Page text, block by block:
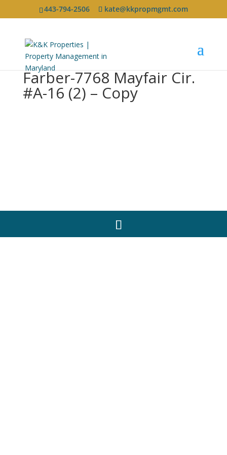
443-794-2506 kate@kkpropmgmt.com
Farber-7768 Mayfair Cir.
#A-16 (2) – Copy